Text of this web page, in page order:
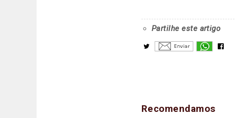
Partilhe este artigo
Recomendamos